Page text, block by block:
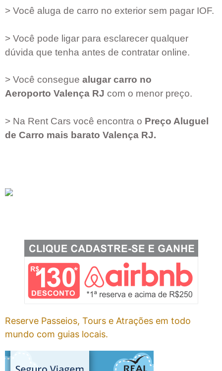
> Você aluga de carro no exterior sem pagar IOF.
> Você pode ligar para esclarecer qualquer
dúvida que tenha antes de contratar online.
> Você consegue alugar carro no
Aeroporto Valença RJ com o menor preço.
> Na Rent Cars você encontra o Preço Aluguel
de Carro mais barato Valença RJ.
Reserve Passeios, Tours e Atrações em todo
mundo com guias locais.